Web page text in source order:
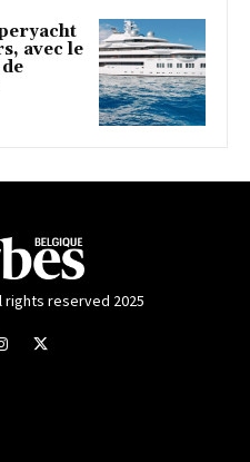
avec le
rights reserved 2025